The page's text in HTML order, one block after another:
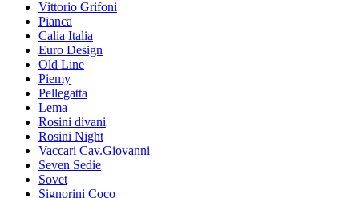
Vittorio Grifoni
Pianca
Calia Italia
Euro Design
Old Line
Piemy
Pellegatta
Lema
Rosini divani
Rosini Night
Vaccari Cav.Giovanni
Seven Sedie
Sovet
Signorini Coco